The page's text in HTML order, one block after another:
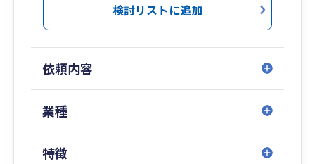
検討リストに追加
依頼内容
業種
特徴